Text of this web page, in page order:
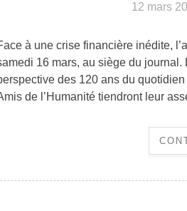
12 mars
à une crise financière inédite,
16 mars, au siège du journal.
des 120 ans du
de l’Humanité tiendront leur